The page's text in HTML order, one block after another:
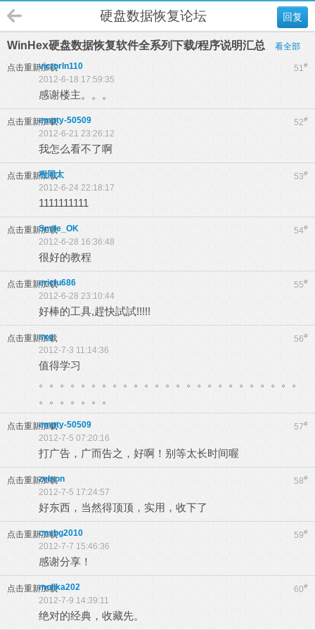
回复
硬盘数据恢复论坛
WinHex硬盘数据恢复软件全系列下载/程序说明汇总 看全部
点击重新加载 51#
victorln110
2012-6-18 17:59:35
感谢楼主。。。
点击重新加载 52#
empty-50509
2012-6-21 23:26:12
我怎么看不了啊
点击重新加载 53#
程同太
2012-6-24 22:18:17
1111111111
点击重新加载 54#
Smile_OK
2012-6-28 16:36:48
很好的教程
点击重新加载 55#
ericlu686
2012-6-28 23:10:44
好棒的工具,趕快試試!!!!!
点击重新加载 56#
sxg
2012-7-3 11:14:36
值得学习
。。。。。。。。。。。。。。。。。。。。。。。。。
。。。。。。。
点击重新加载 57#
empty-50509
2012-7-5 07:20:16
打广告，广而告之，好啊！别等太长时间喔
点击重新加载 58#
zelson
2012-7-5 17:24:57
好东西，当然得顶顶，实用，收下了
点击重新加载 59#
cnsbg2010
2012-7-7 15:46:36
感谢分享！
点击重新加载 60#
molika202
2012-7-9 14:39:11
绝对的经典，收藏先。